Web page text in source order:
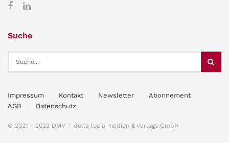
Suche
Impressum Kontakt Newsletter
Abonnement
AGB
Datenschutz
© 2021 - 2022 DMV – della lucia medien & verlags GmbH